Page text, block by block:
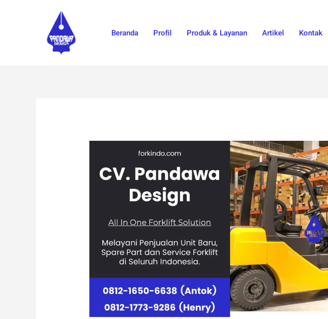
Beranda Profil Produk & Layanan Artikel Kontak